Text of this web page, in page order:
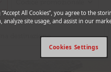
“Accept All Cookies”, you agree to the
analyze site usage, and assist in our
Cookies Settings